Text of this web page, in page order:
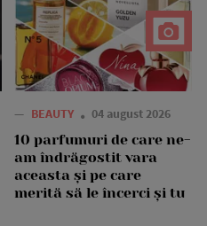
— BEAUTY 04 august 2026
10 parfumuri de care ne-
am îndrăgostit vara
aceasta și pe care
merită să le încerci și tu